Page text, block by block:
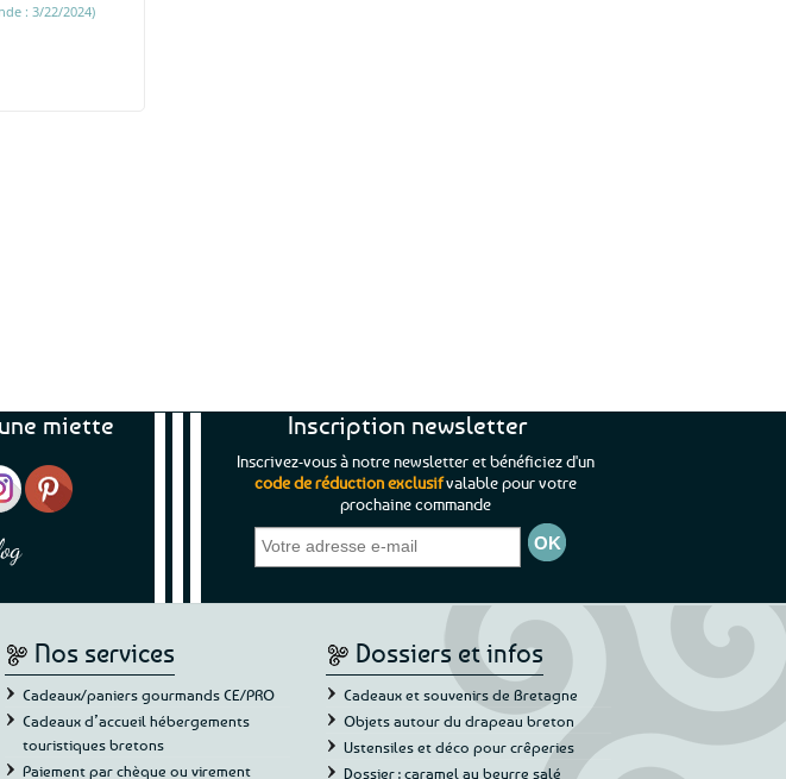
: 3/22/2024)
tempête de
et de la qualité.
Bretons.”
“Amoureuse de Bretagne confinée loin de l’océan,
d’embruns bien protégés des remous du transport
dans leur écrin bien calfeutré pour une évasion
au/du quotidien. Merci à vous et continuez
portée de mains moi qui suis
miette Inscription newsletter
Inscrivez-vous à notre newsletter et bénéficiez d'un
code de réduction exclusifvalable pour votre
prochaine commande
Nos services
Cadeaux/paniers gourmands CE/PRO
Cadeaux d’accueil hébergements
touristiques bretons
Paiement par chèque ou virement
Dossiers et infos
Cadeaux et souvenirs de Bretagne
Objets autour du drapeau breton
Ustensiles et déco pour crêperies
Dossier : caramel au beurre salé